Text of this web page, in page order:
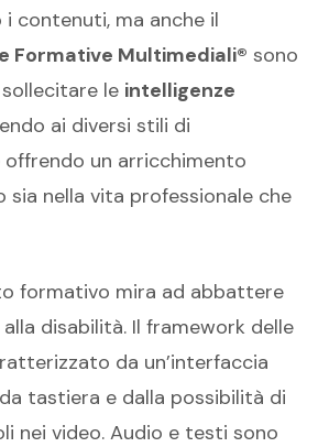
contenuti, ma anche il
Formative Multimediali® sono
le intelligenze
ai diversi stili di
un arricchimento
sia nella vita professionale che
formativo mira ad abbattere
disabilità. Il framework delle
da un’interfaccia
tastiera e dalla possibilità di
nei video. Audio e testi sono